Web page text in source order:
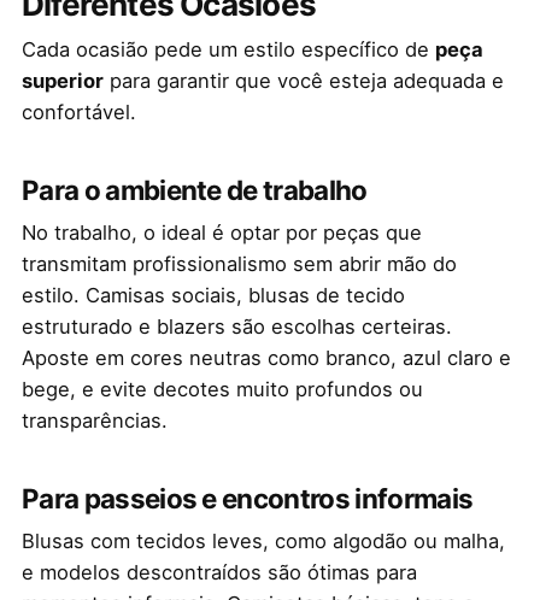
Cada ocasião pede um estilo específico de peça
superiorpara garantir que você esteja adequada e
confortável.
Para o ambiente de trabalho
No trabalho, o ideal é optar por peças que
transmitam profissionalismo sem abrir mão do
estilo. Camisas sociais, blusas de tecido
estruturado e blazers são escolhas certeiras.
Aposte em cores neutras como branco, azul claro e
bege, e evite decotes muito profundos ou
transparências.
Para passeios e encontros informais
Blusas com tecidos leves, como algodão ou malha,
e modelos descontraídos são ótimas para